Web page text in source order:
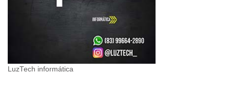
LuzTech informática